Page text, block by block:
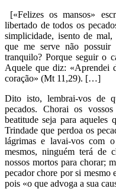
[«Felizes os mansos»
libertado de todos os
simplicidade, isento de
que me serve não
tranquilo? Porque seguir o
Aquele que diz: «Aprendei
coração» (Mt 11,29). […]
Dito isto, lembrai-vos de
pecados. Chorai os
beatitude seja para aqueles
Trindade que perdoa os
lágrimas e lavai-vos com
mesmos, ninguém terá
nossos mortos para chorar;
pecador chore por si mesmo
pois «o que advoga a sua